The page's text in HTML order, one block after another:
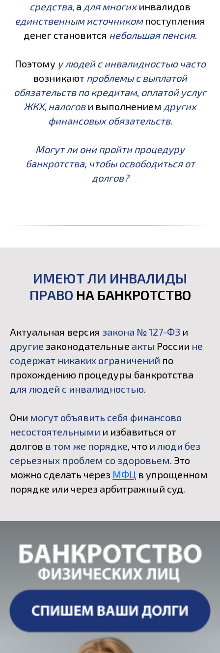
средства, а для многихинвалидов
единственным источникомпоступления
денег становится небольшая пенсия.
Поэтому у людей с инвалидностью часто
возникают проблемы с выплатой
обязательств по кредитам, оплатой услуг
ЖКХ, налогови выполнением других
финансовых обязательств.
Могут ли они пройти процедуру
банкротства, чтобы освободиться от
долгов?
ИМЕЮТ ЛИ ИНВАЛИДЫ
ПРАВО НА БАНКРОТСТВО
Актуальная версия закона № 127-ФЗ и
другие законодательные акты России не
содержат никаких ограничений по
прохождению процедуры банкротства
для людей с инвалидностью.
Они могут объявить себя финансово
несостоятельными и избавиться от
долгов в том же порядке, что и люди без
серьезных проблем со здоровьем. Это
можно сделать через МФЦ в упрощенном
порядке или через арбитражный суд.